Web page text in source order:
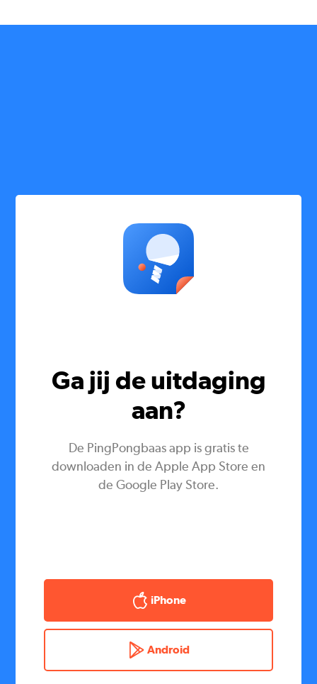
Ga jij de uitdaging
aan?
De PingPongbaas app is gratis te
downloaden in de Apple App Store en
de Google Play Store.
iPhone
Android